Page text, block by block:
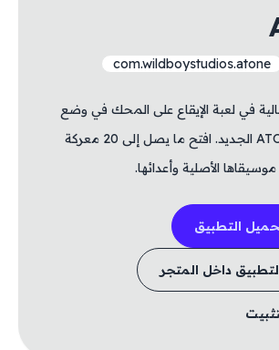
com.wildboystudios.atone
في لعبة الإيقاع على المحك في وضع
لعبة ATONE Arena الجديد. افتح ما يصل إلى 20 معركة
الأصلية وأعدائها.
التطبيق
داخل المتجر